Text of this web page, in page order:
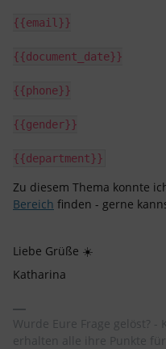
{{email}}
{{document_date}}
{{phone}}
{{gender}}
{{department}}
Zu diesem Thema konnte
Bereich finden - gerne
Liebe Grüße ☀️
Katharina
Wurde Eure Frage gelöst?
erhalten alle ihre Punkte